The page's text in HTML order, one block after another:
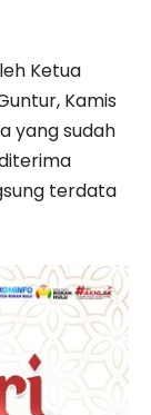
Ketua
Kamis
yang sudah
terdata